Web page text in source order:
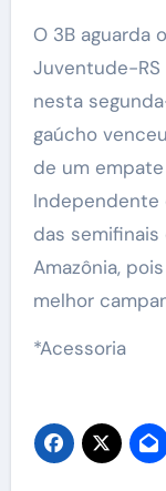
O 3B aguarda
Juventude-RS
nesta
gaúcho
de um
Independente
das semifinais
Amazônia,
melhor
*Acessoria